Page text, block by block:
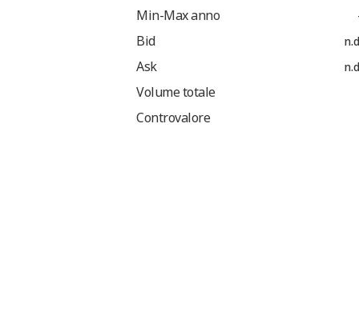
Min-Max anno
Bid
Ask
Volume totale
Controvalore